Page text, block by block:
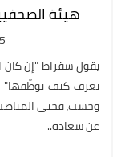
هيئة
يقول سقراط "إن كان
يعرف كيف يوظّفها" -
وحسب، فحتى
عن سعادة..